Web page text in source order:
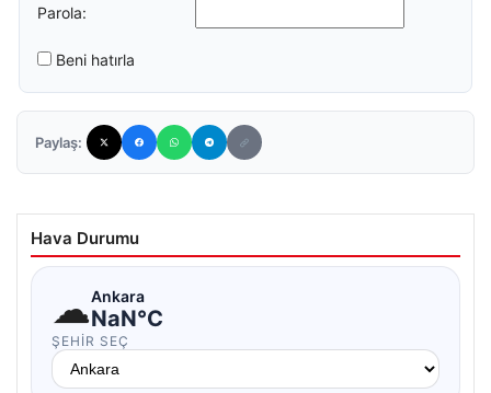
Parola:
Beni hatırla
Paylaş:
Hava Durumu
☁Ankara
NaN°C
ŞEHIR SEÇ